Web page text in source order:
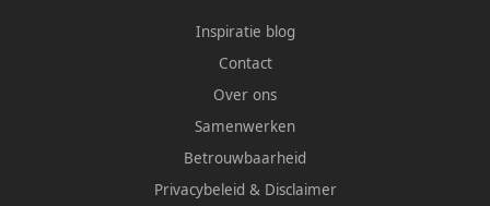
Inspiratie blog
Contact
Over ons
Samenwerken
Betrouwbaarheid
Privacybeleid & Disclaimer